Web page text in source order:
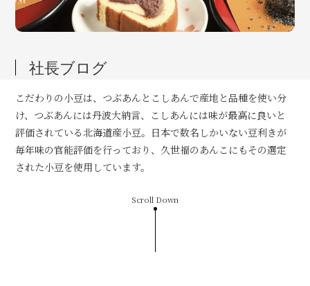
社長ブログ
こだわりの小豆は、つぶあんとこしあんで産地と品種を使い分
け、つぶあんには丹波大納言、こしあんには味が最高に良いと
評価されている北海道産小豆。日本で数名しかいない豆利きが
毎年味の官能評価を行っており、久世福のあんこにもその選定
された小豆を使用しています。
Scroll Down